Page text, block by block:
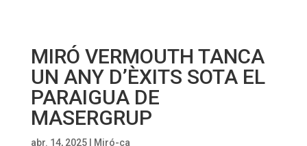
MIRÓ VERMOUTH TANCA
UN ANY D’ÈXITS SOTA EL
PARAIGUA DE
MASERGRUP
abr. 14, 2025| Miró-ca